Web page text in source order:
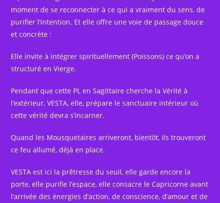
moment de se reconnecter à ce qui a vraiment du sens, de
purifier l’intention. Et elle offre une voie de passage douce
et concrète :
Elle invite à intégrer spirituellement (Poissons) ce qu’on a
structuré en Vierge.
Pendant que cette PL en Sagittaire cherche la Vérité à
l’extérieur, VESTA, elle, prépare le sanctuaire intérieur où
cette vérité devra s’incarner.
Quand les Mousquetaires arriveront, bientôt, ils trouveront
ce feu allumé, déjà en place.
VESTA est ici la prêtresse du seuil, elle garde encore la
porte, elle purifie l’espace, elle consacre le Capricorne avant
l’arrivée des énergies d’action, de conscience, d’amour et de